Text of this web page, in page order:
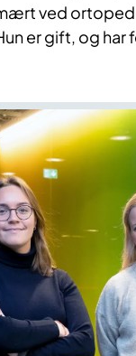
ved
er gift, og har